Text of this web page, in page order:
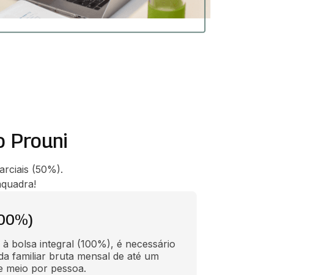
Prouni
(50%).
bolsa integral (100%), é necessário
familiar bruta mensal de até um
meio por pessoa.